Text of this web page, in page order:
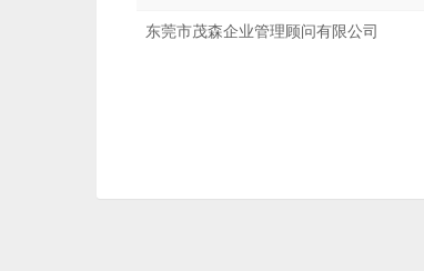
东莞市茂森企业管理顾问有限公司